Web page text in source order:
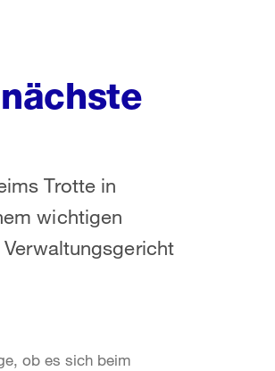
Trotte in
wichtigen
ob es sich beim